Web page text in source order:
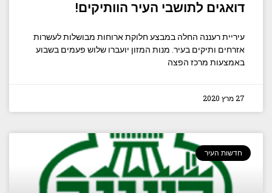
דואגים לתושבי העיר הוותיקים!
עיריית רעננה החלה במבצע חלוקת ארוחות מבושלות לעשרות
אזרחים ותיקים בעיר. מנות המזון יועברו שלוש פעמים בשבוע
באמצעות מרכז הפצה
27 מרץ 2020
חדשות העיר